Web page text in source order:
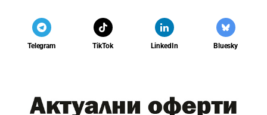
Telegram TikTok LinkedIn Bluesky